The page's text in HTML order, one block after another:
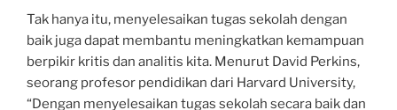
Tak hanya itu, menyelesaikan tugas sekolah dengan
baik juga dapat membantu meningkatkan kemampuan
berpikir kritis dan analitis kita. Menurut David Perkins,
seorang profesor pendidikan dari Harvard University,
“Dengan menyelesaikan tugas sekolah secara baik dan